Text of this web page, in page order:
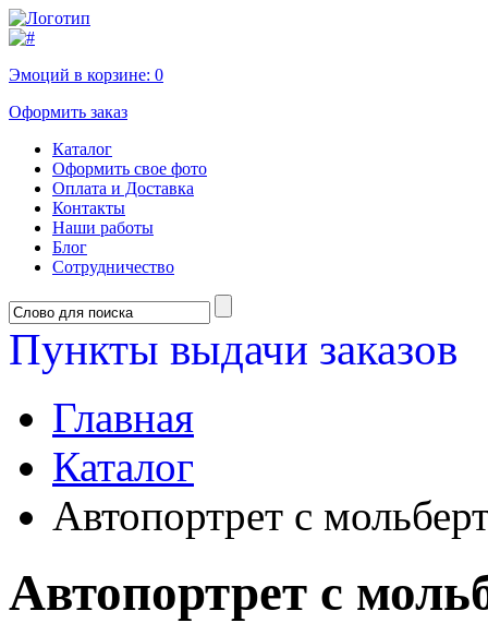
Эмоций в корзине: 0
Оформить заказ
Каталог
Оформить свое фото
Оплата и Доставка
Контакты
Наши работы
Блог
Сотрудничество
Пункты выдачи заказов
Главная
Каталог
Автопортрет с
Автопортрет с